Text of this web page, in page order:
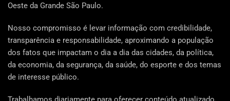
Oeste da Grande São Paulo.
Nosso compromisso é levar informação com credibilidade,
transparência e responsabilidade, aproximando a população
dos fatos que impactam o dia a dia das cidades, da política,
da economia, da segurança, da saúde, do esporte e dos temas
de interesse público.